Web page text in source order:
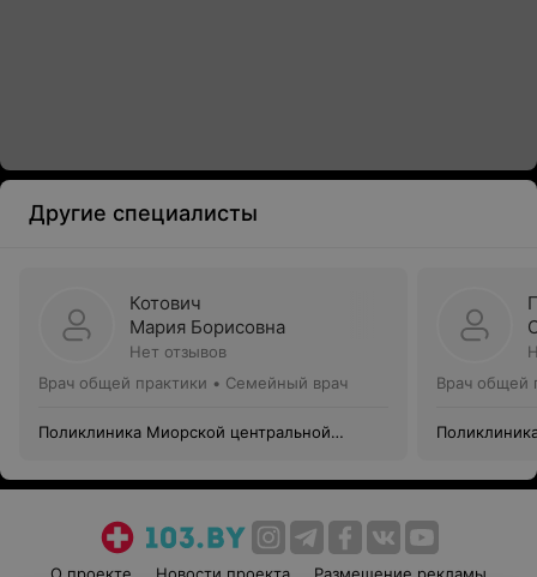
Другие специалисты
Котович
Мария Борисовна
Нет отзывов
Врач общей практики • Семейный врач
Поликлиника Миорской центральной
Врач общей